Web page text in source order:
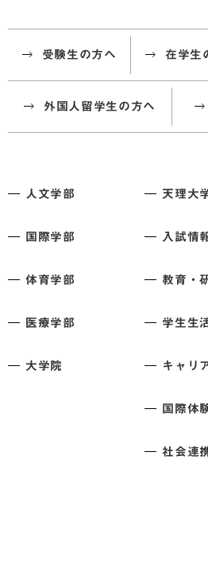
受験生の方へ 在学生
外国人留学生の方へ
人文学部
国際学部
体育学部
医療学部
大学院
天理大
入試情
教育・
学生生
キャリ
国際体
社会連